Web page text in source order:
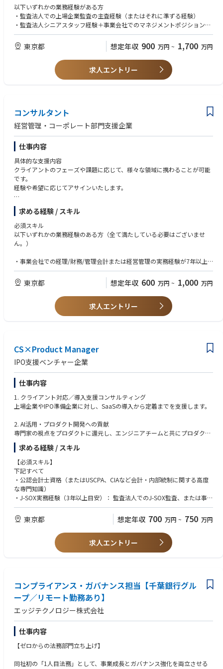
・財務デューデリジェンス（M&A時の財務調査）
・株価算定（バリュエーション業務）
・PMI（経営統合）に伴う業務設計・体制整備
※支援はすべて「伴走型・実行支援」が基本スタイルです。クライアント
の中に入り込み、成果が出るまで寄り添います。
※3～6か月程度のプロジェクトが多く、4～5名程度でチームを組み担当し
以下いずれかの業務経験がある方
・監査法人での上場企業監査の主査経験（またはそれに準ずる経験）
・監査法人シニアスタッフ経験＋事業会社でのマネジメントポジション経
験
・コンサルティングファームでのマネジメントポジション経験
・ベンチャー企業、上場準備企業での実務経験
・コンサルタント経験、アドバイザリー経験
・日商簿記検定2級
・会計システム（freee、マネーフォワード、勘定奉行等）の使用経験
東京都 想定年収 900 万円 ~ 1,700 万円
求人エントリー
コンサルタント
経営管理・コーポレート部門支援企業
仕事内容
具体的な支援内容
クライアントのフェーズや課題に応じて、様々な領域に携わることが可能
です。
経験や希望に応じてアサインいたします。
・IPO準備支援（内部統制の導入・開示資料作成・監査対応など）
・業務フロー構築・改善（経理・財務領域の効率化）
・月次・四半期・年次決算業務の早期化支援
・財務デューデリジェンス（M&A時の財務調査）
・PMI（経営統合）に伴う業務設計・体制整備
※支援はすべて「伴走型・実行支援」が基本スタイルです。クライアント
の中に入り込み、成果が出るまで寄り添います。
※3～6か月程度のプロジェクトが多く、4～5名程度でチームを組み担当し
求める経験 / スキル
必須スキル
以下いずれかの業務経験のある方（全て満たしている必要はございませ
ん。）
・事業会社での経理/財務/管理会計または経営管理の実務経験が7年以上
+マネジメント経験(管理部門の体制構築経験、管理部門全体のMG以上)
・監査法人での実務経験が5年以上
・会計士資格×コンサルタント経験2年以上
例）監査法人or会計系コンサルティングファームでのコンサルタント経験
例）コンサルタント経験3年〜+IPO準備/内部統制などの親和性の高い業務
経験多数、IPO・M&A支援経験（上場準備PMO、内部統制構築）
歓迎スキル
・公認会計士
・CFO経験者
・税理士（科目合格者含む）
・会計システム（freee、マネーフォワード、勘定奉行等）の使用経験
東京都 想定年収 600 万円 ~ 1,000 万円
求人エントリー
CS×Product Manager
IPO支援ベンチャー企業
仕事内容
1. クライアント対応／導入支援コンサルティング
上場企業やIPO準備企業に対し、SaaSの導入から定着までを支援します。
2. AI活用・プロダクト開発への貢献
専門家の視点をプロダクトに還元し、エンジニアチームと共にプロダクト
を成長させます。
求める経験 / スキル
【必須スキル】
下記すべて
・公認会計士資格（またはUSCPA、CIAなど会計・内部統制に関する高度
な専門知識）
・J-SOX実務経験（3年以上目安）： 監査法人でのJ-SOX監査、または事業
会社での内部統制構築・運用経験
・多様なステークホルダー（顧客、エンジニア等）との円滑なコミュニケ
ーション能力
・Big4監査法人での監査・アドバイザリー経験
・上場準備中（IPO）企業における内部統制構築のリード経験
・「監査する側」から「テクノロジーで仕組みを作る側」にシフトしたい
方
・グロースフェーズのベンチャーの不確実性を楽しめる方
・エンジニアと対等に議論しながら、プロダクトを共創したい方
東京都 想定年収 700 万円 ~ 750 万円
求人エントリー
コンプライアンス・ガバナンス担当【千葉銀行グル
ープ／リモート勤務あり】
エッジテクノロジー株式会社
仕事内容
【ゼロからの法務部門立ち上げ】
同社初の「1人目法務」として、事業成長とガバナンス強化を両立させる